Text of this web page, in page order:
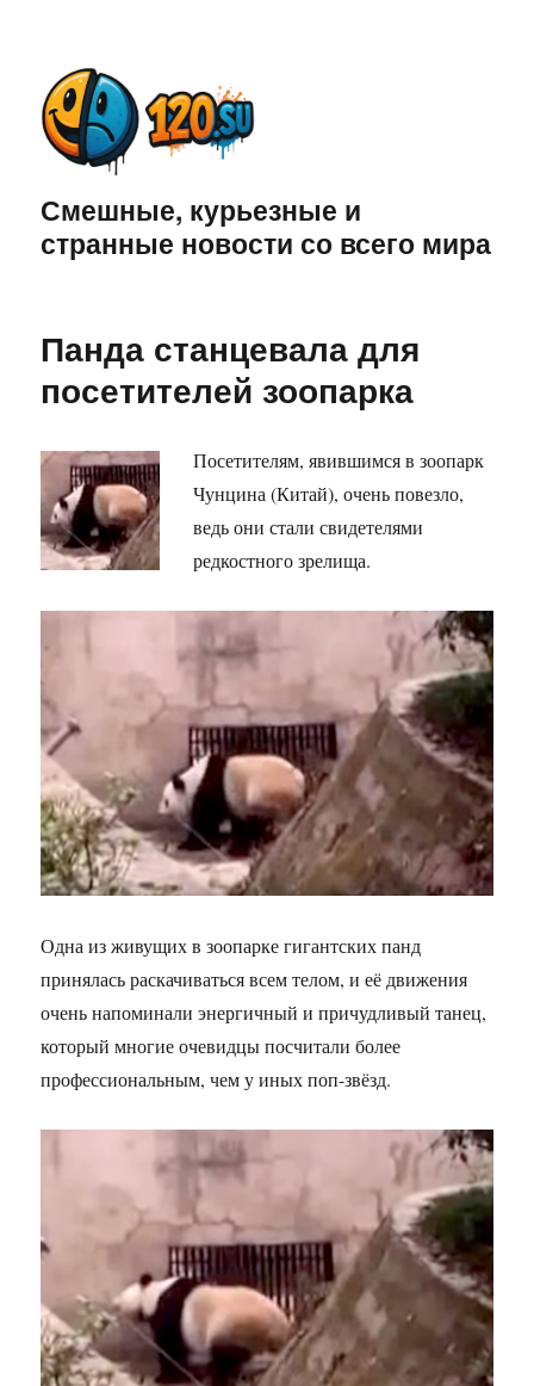
Смешные, курьезные и
странные новости со всего мира
Панда станцевала для
посетителей зоопарка
Посетителям, явившимся в зоопарк
Чунцина (Китай), очень повезло,
ведь они стали свидетелями
редкостного зрелища.
Одна из живущих в зоопарке гигантских панд
принялась раскачиваться всем телом, и её движения
очень напоминали энергичный и причудливый танец,
который многие очевидцы посчитали более
профессиональным, чем у иных поп-звёзд.